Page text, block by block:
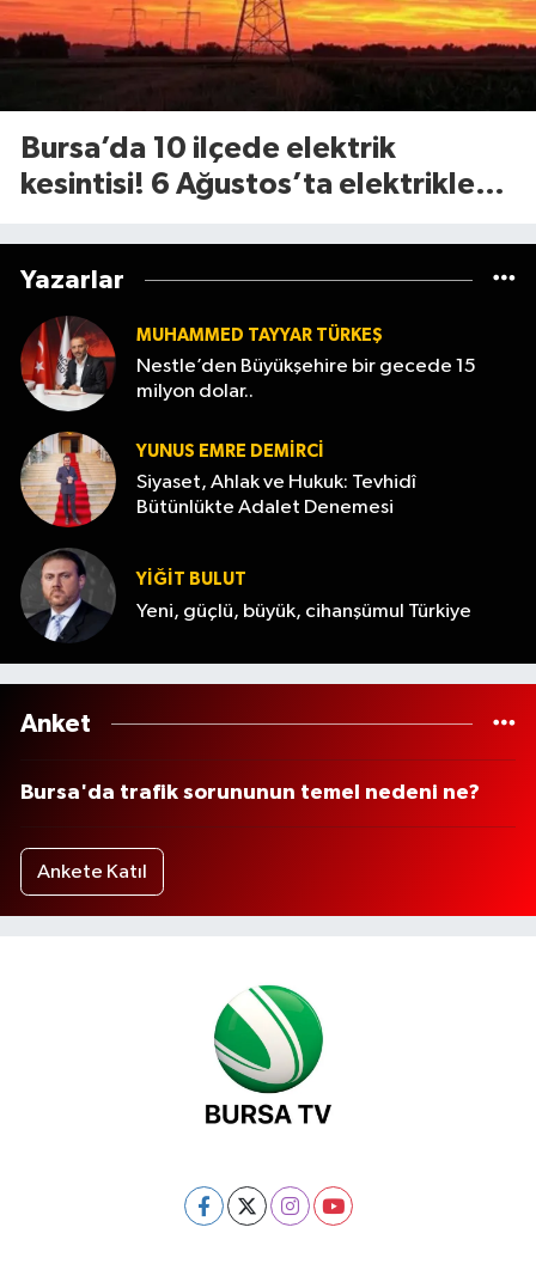
Bursa’da 10 ilçede elektrik
kesintisi! 6 Ağustos’ta elektrikler
Yazarlar
MUHAMMED TAYYAR TÜRKEŞ
Nestle’den Büyükşehire bir gecede 15
milyon dolar..
YUNUS EMRE DEMIRCI
Siyaset, Ahlak ve Hukuk: Tevhidî
Bütünlükte Adalet Denemesi
YİĞİT BULUT
Yeni, güçlü, büyük, cihanşümul Türkiye
Anket
Bursa'da trafik sorununun temel nedeni ne?
Ankete Katıl